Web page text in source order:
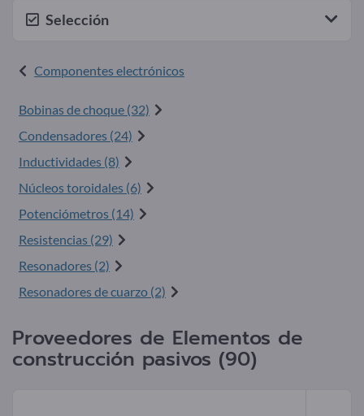
Selección
Componentes electrónicos
Bobinas de choque (32)
Condensadores (24)
Inductividades (8)
Núcleos toroidales (6)
Potenciómetros (14)
Resistencias (29)
Resonadores (2)
Resonadores de cuarzo (2)
Proveedores de Elementos de
construcción pasivos (90)